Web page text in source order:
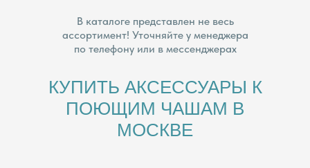
В каталоге представлен не весь
ассортимент! Уточняйте у менеджера
по телефону или в мессенджерах
КУПИТЬ АКСЕССУАРЫ К
ПОЮЩИМ ЧАШАМ В
МОСКВЕ